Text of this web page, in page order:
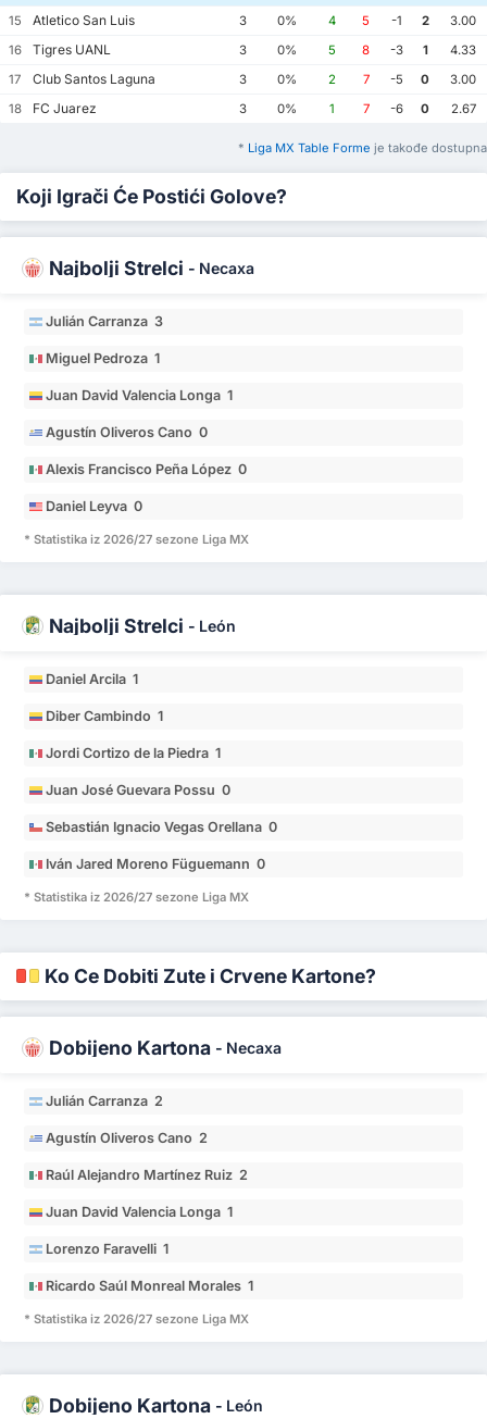
15
Atletico San Luis 3 0% 4 5 -1 2
3.00
16
Tigres UANL 3 0% 5 8 -3 1
4.33
17
Club Santos Laguna 3 0% 2 7 -5 0
3.00
18
FC Juarez 3 0% 1 7 -6 0 2.67
* Liga MX Table Forme je takođe dostupna
Koji Igrači Će Postići Golove?
Najbolji Strelci - Necaxa
Julián Carranza 3
Miguel Pedroza 1
Juan David Valencia Longa 1
Agustín Oliveros Cano 0
Alexis Francisco Peña López 0
Daniel Leyva 0
* Statistika iz 2026/27 sezone Liga MX
Najbolji Strelci - León
Daniel Arcila 1
Diber Cambindo 1
Jordi Cortizo de la Piedra 1
Juan José Guevara Possu 0
Sebastián Ignacio Vegas Orellana 0
Iván Jared Moreno Füguemann 0
* Statistika iz 2026/27 sezone Liga MX
Ko Će Dobiti Žute i Crvene Kartone?
Dobijeno Kartona - Necaxa
Julián Carranza 2
Agustín Oliveros Cano 2
Raúl Alejandro Martínez Ruiz 2
Juan David Valencia Longa 1
Lorenzo Faravelli 1
Ricardo Saúl Monreal Morales 1
* Statistika iz 2026/27 sezone Liga MX
Dobijeno Kartona - León